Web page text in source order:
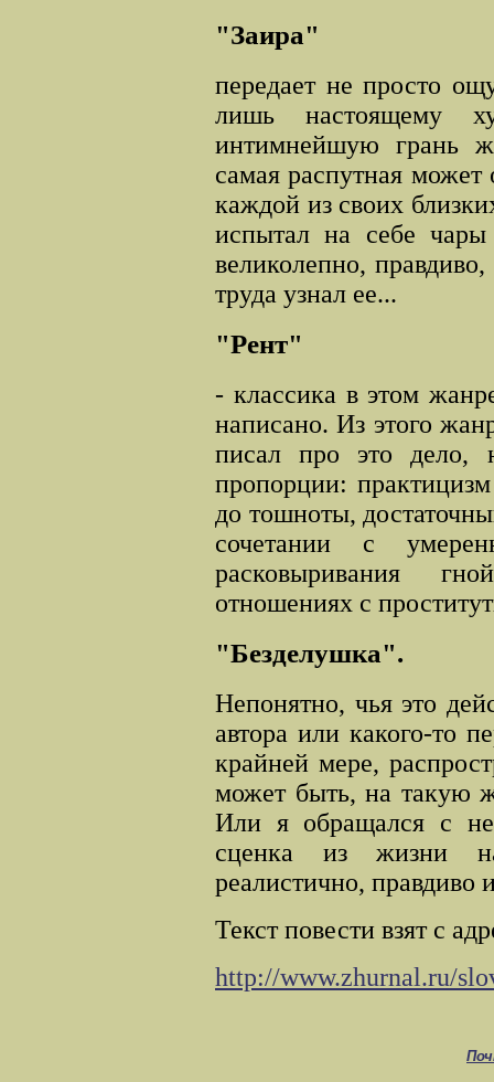
"Заира"
передает не просто
лишь настоящему
интимнейшую грань
самая распутная может
каждой из своих
испытал на себе чары
великолепно,
труда узнал ее...
"Рент"
- классика в этом
написано. Из этого
писал про это дело,
пропорции:
до тошноты,
сочетании с
расковыривания
отношениях с
"Безделушка".
Непонятно, чья это
автора или какого-то
крайней мере,
может быть, на такую
Или я обращался с
сценка из жизни
реалистично, правдиво
Текст повести взят с
http://www.zhurnal.ru/